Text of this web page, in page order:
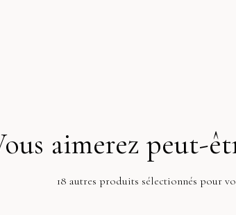
aimerez peut-
18 autres produits sélectionnés pour